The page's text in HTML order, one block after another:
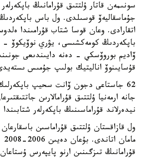
سونىمەن قاتار ۇلتتىق قۇرامانىڭ
جۇماسقاليەۆ قوسىلدى. ول باس
اتقارادى. وعان قوسا شتاب قۇرامىندا
باپكەردىڭ كومەكشىسى، يۋري نوۆيكوۆ -
ۆاديم بوروۆسكي - دەنە دايىندىعى
قۇسايىنوۆ اناليتيك بولىپ جۇمىس
62 جاستاعى دجون ۆانت سحيپ
جانە ارمەنيا ۇلتتىق قۇرامالارىن
نيدەرلاند قۇراماسىنىڭ باپكەرلەر
ول قازاقستان ۇلتتىق قۇراماسىن
قۇرامانىڭ تىزگىنىن ارنو پايپەرس